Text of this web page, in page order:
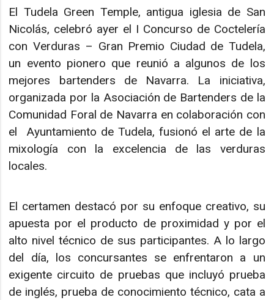
El Tudela Green Temple, antigua iglesia de San
Nicolás, celebró ayer el I Concurso de Coctelería
con Verduras – Gran Premio Ciudad de Tudela,
un evento pionero que reunió a algunos de los
mejores bartenders de Navarra. La iniciativa,
organizada por la Asociación de Bartenders de la
Comunidad Foral de Navarra en colaboración con
el Ayuntamiento de Tudela, fusionó el arte de la
mixología con la excelencia de las verduras
locales.
El certamen destacó por su enfoque creativo, su
apuesta por el producto de proximidad y por el
alto nivel técnico de sus participantes. A lo largo
del día, los concursantes se enfrentaron a un
exigente circuito de pruebas que incluyó prueba
de inglés, prueba de conocimiento técnico, cata a